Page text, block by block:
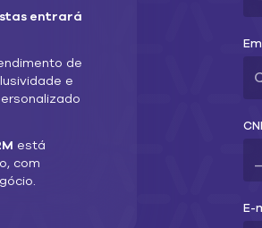
entrará
de
e
está
com
E-